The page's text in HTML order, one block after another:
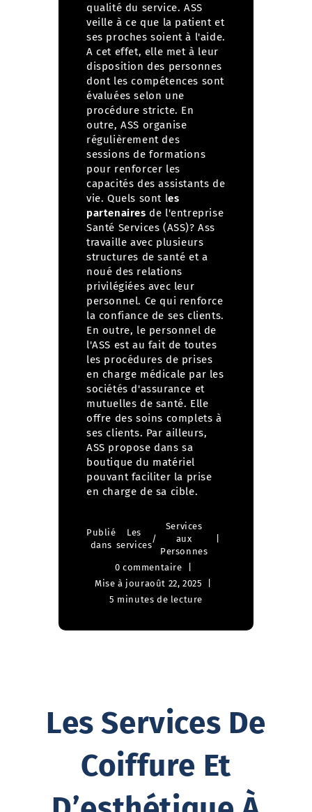
qualité du service. ASS
veille à ce que la patient et
ses proches soient à l'aide.
A cet effet, elle met à leur
disposition des personnes
dont les compétences sont
évaluées selon une
procédure stricte. En
outre, ASS organise
régulièrement des
sessions de formations
pour renforcer les
capacités des assistants de
vie. Quels sont les
partenaires de l'entreprise
Santé Services (ASS)?Ass
travaille avec plusieurs
structures de santé et a
noué des relations
privilégiées avec leur
personnel. Ce qui renforce
la confiance de ses clients.
En outre, le personnel de
l'ASS est au fait de toutes
les procédures de prises
en charge médicale par les
sociétés d'assurance et
mutuelles de santé. Elle
offre des soins complets à
ses clients. Par ailleurs,
ASS propose dans sa
boutique du matériel
pouvant faciliter la prise
en charge de sa cible.
Publié
dans
Les
services
/
Services
aux
Personnes
0 commentaire
Mise à jouraoût 22, 2025
5 minutes de lecture
Les Services De
Coiffure Et